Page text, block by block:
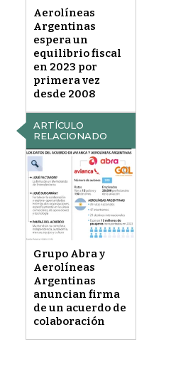
Aerolíneas
Argentinas
espera un
equilibrio fiscal
en 2023 por
primera vez
desde 2008
ARTÍCULO
RELACIONADO
Grupo Abra y
Aerolíneas
Argentinas
anuncian firma
de un acuerdo de
colaboración